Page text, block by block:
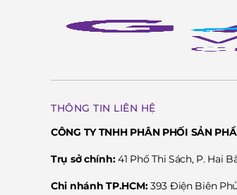
THÔNG TIN LIÊN HỆ
CÔNG TY TNHH PHÂN PHỐI SẢN
Trụ sở chính:41 Phố Thi Sách, P. Hai
Chi nhánh TP.HCM:393 Điện Biên